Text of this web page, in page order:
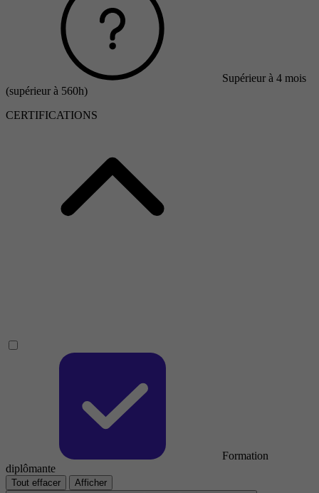
Supérieur à 4 mois
(supérieur à 560h)
CERTIFICATIONS
Formation
diplômante
Tout effacer Afficher